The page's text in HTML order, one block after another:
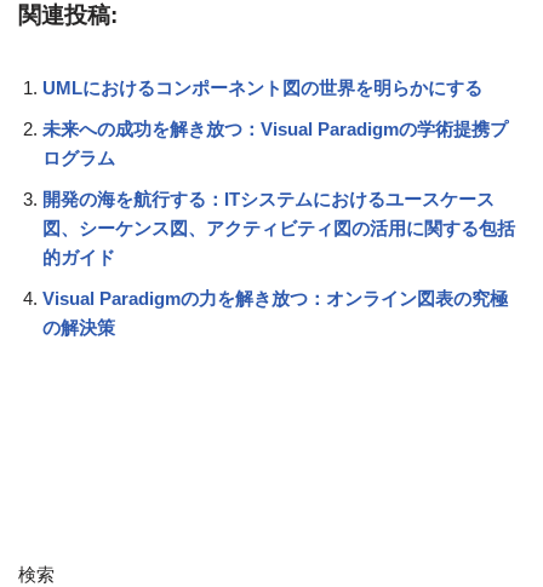
関連投稿:
UMLにおけるコンポーネント図の世界を明らかにする
未来への成功を解き放つ：Visual Paradigmの学術提携プ
ログラム
開発の海を航行する：ITシステムにおけるユースケース
図、シーケンス図、アクティビティ図の活用に関する包括
的ガイド
Visual Paradigmの力を解き放つ：オンライン図表の究極
の解決策
検索